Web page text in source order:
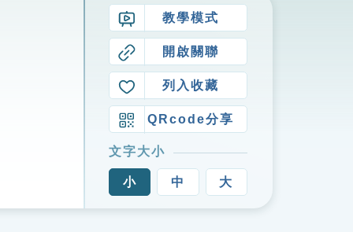
教學模式
開啟關聯
列入收藏
QRcode分享
文字大小
小 中 大